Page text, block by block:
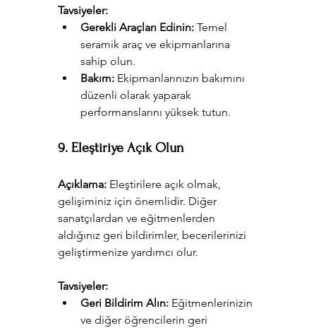
Tavsiyeler:
Gerekli Araçları Edinin: Temel
seramik araç ve ekipmanlarına
sahip olun.
Bakım: Ekipmanlarınızın bakımını
düzenli olarak yaparak
performanslarını yüksek tutun.
9. Eleştiriye Açık Olun
Açıklama: Eleştirilere açık olmak,
gelişiminiz için önemlidir. Diğer
sanatçılardan ve eğitmenlerden
aldığınız geri bildirimler, becerilerinizi
geliştirmenize yardımcı olur.
Tavsiyeler:
Geri Bildirim Alın: Eğitmenlerinizin
ve diğer öğrencilerin geri